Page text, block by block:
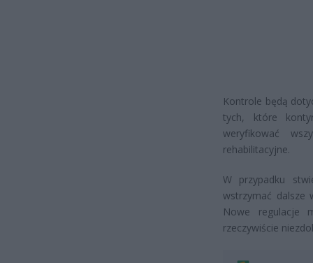
Kontrole będą
tych, które
weryfikować
rehabilitacyjne.
W przypadku
wstrzymać dalsze
Nowe regulacje
rzeczywiście